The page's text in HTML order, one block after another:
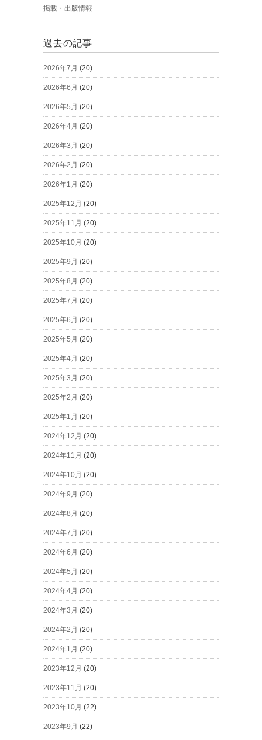
掲載・出版情報
過去の記事
2026年7月 (20)
2026年6月 (20)
2026年5月 (20)
2026年4月 (20)
2026年3月 (20)
2026年2月 (20)
2026年1月 (20)
2025年12月 (20)
2025年11月 (20)
2025年10月 (20)
2025年9月 (20)
2025年8月 (20)
2025年7月 (20)
2025年6月 (20)
2025年5月 (20)
2025年4月 (20)
2025年3月 (20)
2025年2月 (20)
2025年1月 (20)
2024年12月 (20)
2024年11月 (20)
2024年10月 (20)
2024年9月 (20)
2024年8月 (20)
2024年7月 (20)
2024年6月 (20)
2024年5月 (20)
2024年4月 (20)
2024年3月 (20)
2024年2月 (20)
2024年1月 (20)
2023年12月 (20)
2023年11月 (20)
2023年10月 (22)
2023年9月 (22)